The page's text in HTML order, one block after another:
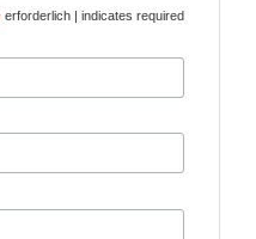
erforderlich | indicates required